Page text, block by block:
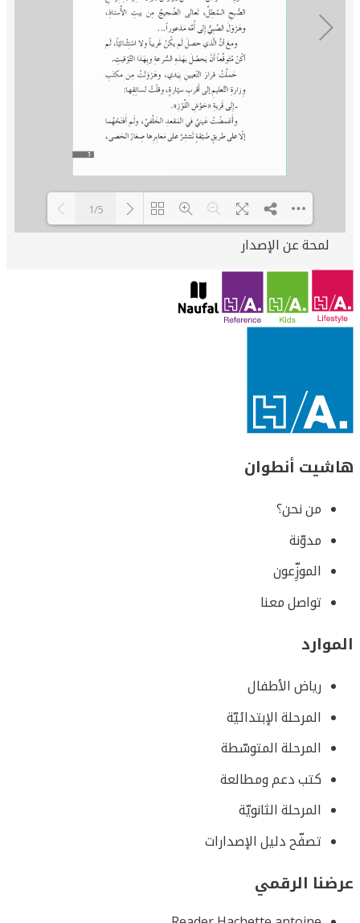
1/5
لمحة عن الإصدار
هاشيت أنطوان
من نحن؟
مدوّنة
الموزِّعون
تواصل معنا
الموارد
رياض الأطفال
المرحلة الإبتدائيّة
المرحلة المتوسّطة
كتب دعم ومطالعة
المرحلة الثانويّة
تصفّح دليل الإصدارات
عرضنا الرقمي